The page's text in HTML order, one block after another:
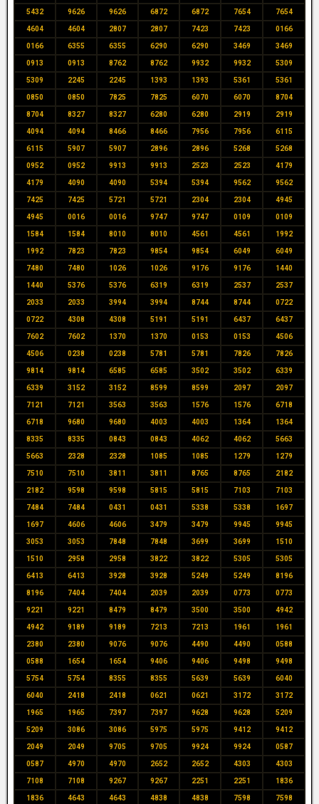
5432 9626 9626 6872 6872 7654 7654
4604 4604 2807 2807 7423 7423 0166
0166 6355 6355 6290 6290 3469 3469
0913 0913 8762 8762 9932 9932 5309
5309 2245 2245 1393 1393 5361 5361
0850 0850 7825 7825 6070 6070 8704
8704 8327 8327 6280 6280 2919 2919
4094 4094 8466 8466 7956 7956 6115
6115 5907 5907 2896 2896 5268 5268
0952 0952 9913 9913 2523 2523 4179
4179 4090 4090 5394 5394 9562 9562
7425 7425 5721 5721 2304 2304 4945
4945 0016 0016 9747 9747 0109 0109
1584 1584 8010 8010 4561 4561 1992
1992 7823 7823 9854 9854 6049 6049
7480 7480 1026 1026 9176 9176 1440
1440 5376 5376 6319 6319 2537 2537
2033 2033 3994 3994 8744 8744 0722
0722 4308 4308 5191 5191 6437 6437
7602 7602 1370 1370 0153 0153 4506
4506 0238 0238 5781 5781 7826 7826
9814 9814 6585 6585 3502 3502 6339
6339 3152 3152 8599 8599 2097 2097
7121 7121 3563 3563 1576 1576 6718
6718 9680 9680 4003 4003 1364 1364
8335 8335 0843 0843 4062 4062 5663
5663 2328 2328 1085 1085 1279 1279
7510 7510 3811 3811 8765 8765 2182
2182 9598 9598 5815 5815 7103 7103
7484 7484 0431 0431 5338 5338 1697
1697 4606 4606 3479 3479 9945 9945
3053 3053 7848 7848 3699 3699 1510
1510 2958 2958 3822 3822 5305 5305
6413 6413 3928 3928 5249 5249 8196
8196 7404 7404 2039 2039 0773 0773
9221 9221 8479 8479 3500 3500 4942
4942 9189 9189 7213 7213 1961 1961
2380 2380 9076 9076 4490 4490 0588
0588 1654 1654 9406 9406 9498 9498
5754 5754 8355 8355 5639 5639 6040
6040 2418 2418 0621 0621 3172 3172
1965 1965 7397 7397 9628 9628 5209
5209 3086 3086 5975 5975 9412 9412
2049 2049 9705 9705 9924 9924 0587
0587 4970 4970 2652 2652 4303 4303
7108 7108 9267 9267 2251 2251 1836
1836 4643 4643 4838 4838 7598 7598